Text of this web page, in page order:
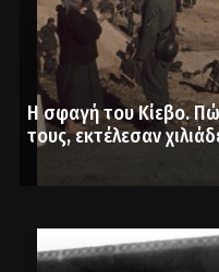
Η σφαγή του Κίεβο.
τους, εκτέλεσαν